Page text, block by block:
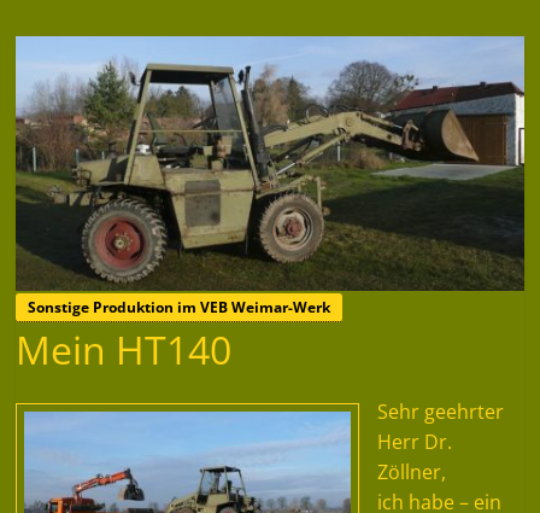
Sonstige Produktion im VEB Weimar-Werk
Mein HT140
Sehr geehrter
Herr Dr.
Zöllner,
ich habe – ein